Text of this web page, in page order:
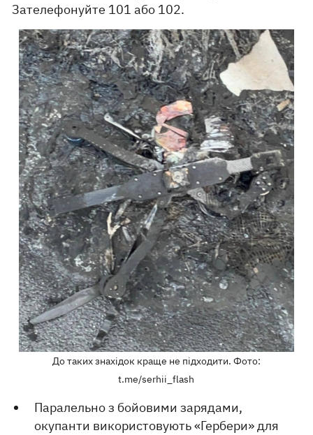
Зателефонуйте 101 або 102.
До таких знахідок краще не підходити. Фото:
t.me/serhii_flash
Паралельно з бойовими зарядами,
окупанти використовують «Гербери» для